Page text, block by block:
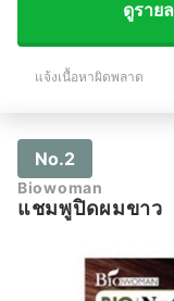
ดูราย
แจ้งเนื้อหาผิดพลาด
No.2
Biowoman
แชมพูปิดผมขาว